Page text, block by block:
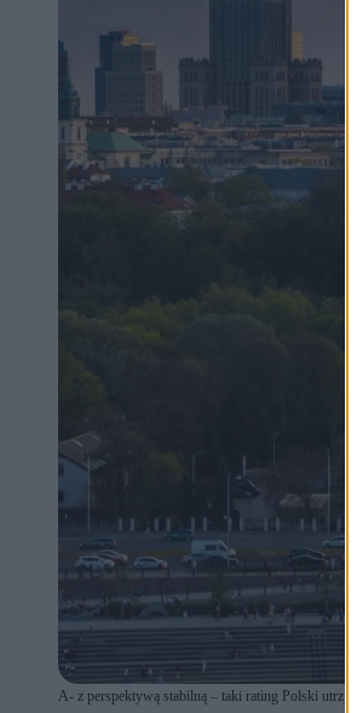
A- z perspektywą stabilną – taki rating Polski